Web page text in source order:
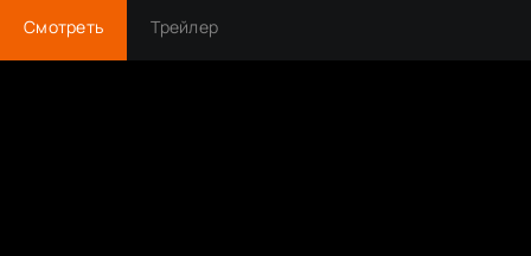
Смотреть Трейлер